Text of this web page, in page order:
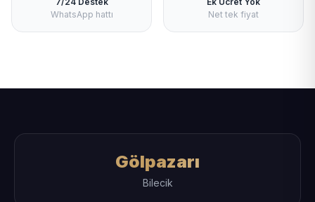
WhatsApp hattı
Net tek fiyat
Gölpazarı
Bilecik